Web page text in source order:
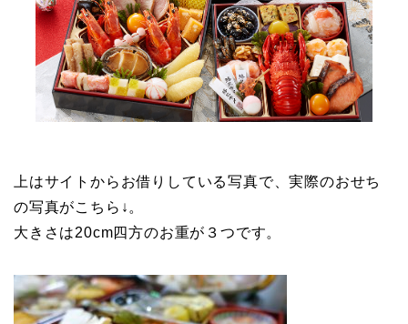
上はサイトからお借りしている写真で、実際のおせち
の写真がこちら↓。
大きさは20cm四方のお重が３つです。